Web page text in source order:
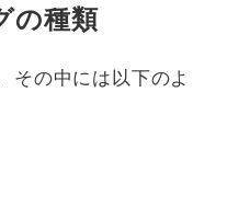
の種類
その中には以下のよ